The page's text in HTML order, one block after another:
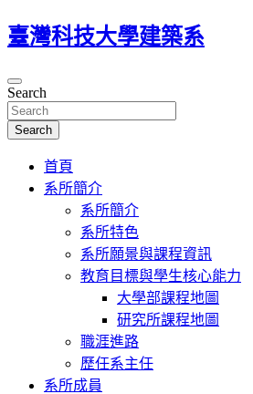
臺灣科技大學建築系
Search
Search
首頁
系所簡介
系所簡介
系所特色
系所願景與課程資訊
教育目標與學生核心能力
大學部課程地圖
研究所課程地圖
職涯進路
歷任系主任
系所成員